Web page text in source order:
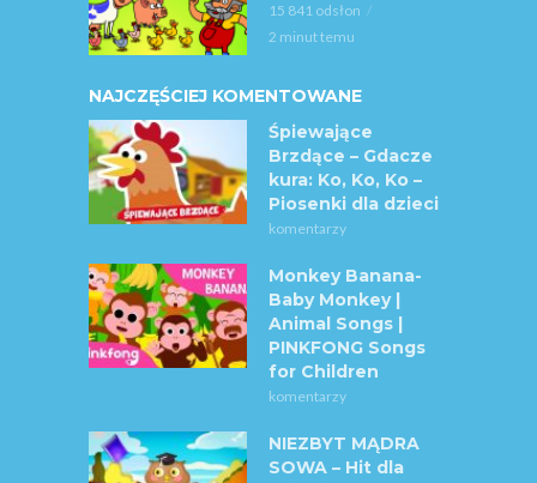
15 841 odsłon
2 minut temu
NAJCZĘŚCIEJ KOMENTOWANE
Śpiewające
Brzdące – Gdacze
kura: Ko, Ko, Ko –
Piosenki dla dzieci
komentarzy
Monkey Banana-
Baby Monkey |
Animal Songs |
PINKFONG Songs
for Children
komentarzy
NIEZBYT MĄDRA
SOWA – Hit dla